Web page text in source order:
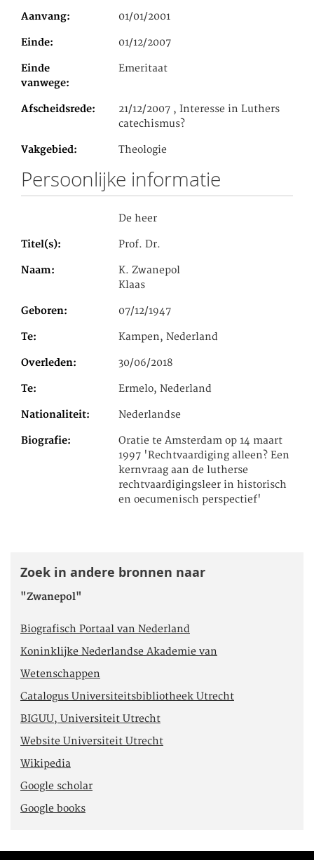
Aanvang 01/01/2001
Einde 01/12/2007
Einde
vanwege
Emeritaat
Afscheidsrede
21/12/2007 , Interesse in Luthers
catechismus?
Vakgebied Theologie
Persoonlijke informatie
De heer
Titel(s) Prof. Dr.
Naam
K. Zwanepol
Klaas
Geboren 07/12/1947
Te Kampen, Nederland
Overleden 30/06/2018
Te Ermelo, Nederland
Nationaliteit Nederlandse
Biografie
Oratie te Amsterdam op 14 maart
1997 'Rechtvaardiging alleen? Een
kernvraag aan de lutherse
rechtvaardigingsleer in historisch
en oecumenisch perspectief'
Zoek in andere bronnen naar
"Zwanepol"
Biografisch Portaal van Nederland
Koninklijke Nederlandse Akademie van
Wetenschappen
Catalogus Universiteitsbibliotheek Utrecht
BIGUU, Universiteit Utrecht
Website Universiteit Utrecht
Wikipedia
Google scholar
Google books